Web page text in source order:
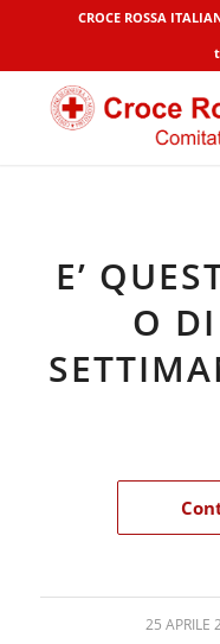
CROCE ROSSA
E’
O
25 APRILE
/